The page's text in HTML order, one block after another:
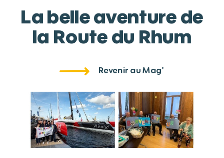
La belle aventure de
la Route du Rhum
Revenir au Mag'